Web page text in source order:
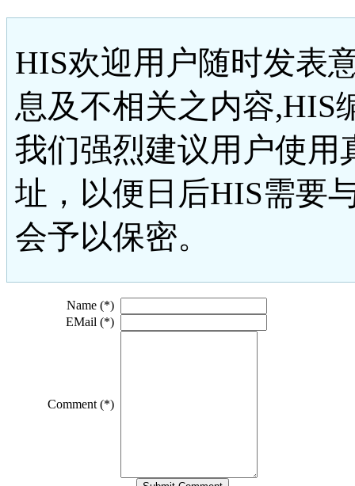
HIS欢迎用户随时发表
息及不相关之内容,HIS
我们强烈建议用户使用
址，以便日后HIS需要
会予以保密。
Name (*)
EMail (*)
Comment (*)